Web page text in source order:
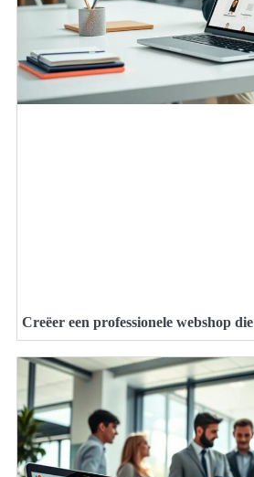
Creëer een professionele webshop